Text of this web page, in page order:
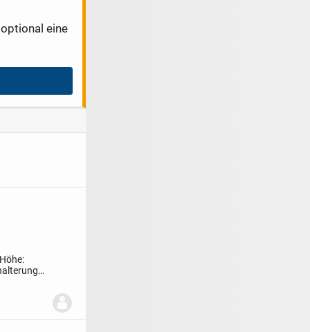
eine